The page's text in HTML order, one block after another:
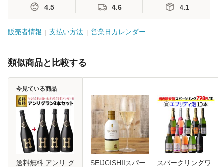
4.5 4.6 4.1
販売者情報 支払い方法 営業日カレンダー
類似商品と比較する
送料無料 アンリ グ
今見ている商品
SEIJOISHIIスパー
スパークリングワ